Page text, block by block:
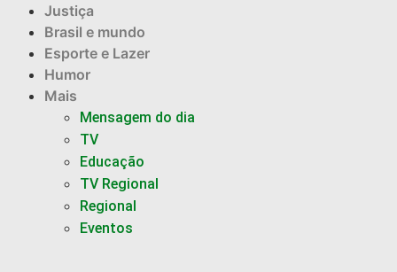
Justiça
Brasil e mundo
Esporte e Lazer
Humor
Mais
Mensagem do dia
TV
Educação
TV Regional
Regional
Eventos